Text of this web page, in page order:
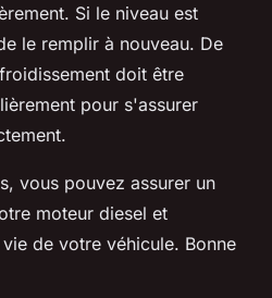
Si le niveau est
le remplir à nouveau. De
doit être
pour s'assurer
vous pouvez assurer un
moteur diesel et
de votre véhicule. Bonne